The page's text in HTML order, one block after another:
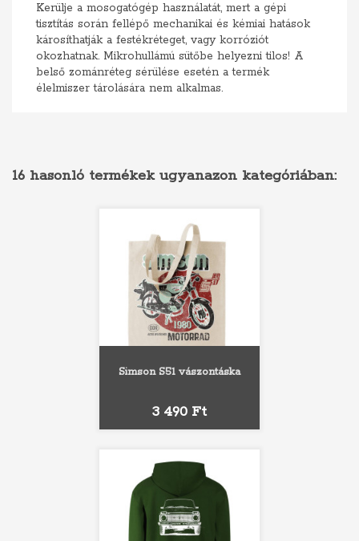
Kerülje a mosogatógép használatát, mert a gépi
tisztítás során fellépő mechanikai és kémiai hatások
károsíthatják a festékréteget, vagy korróziót
okozhatnak. Mikrohullámú sütőbe helyezni tilos! A
belső zománréteg sérülése esetén a termék
élelmiszer tárolására nem alkalmas.
16 hasonló termékek ugyanazon kategóriában:
Simson S51 vászontáska
Ár
3 490 Ft